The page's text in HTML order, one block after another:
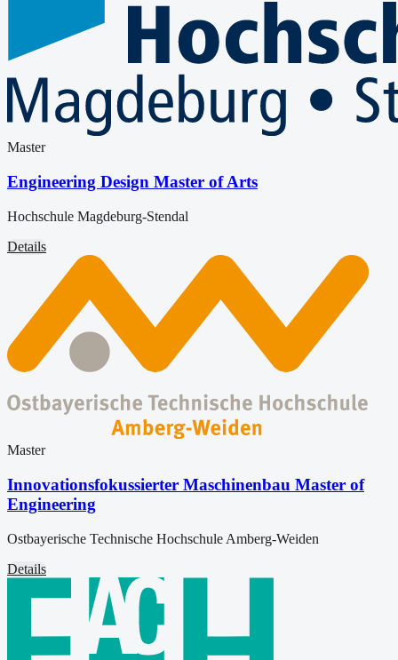
Master
Engineering Design Master of Arts
Hochschule Magdeburg-Stendal
Details
Master
Innovationsfokussierter Maschinenbau Master of
Engineering
Ostbayerische Technische Hochschule Amberg-Weiden
Details